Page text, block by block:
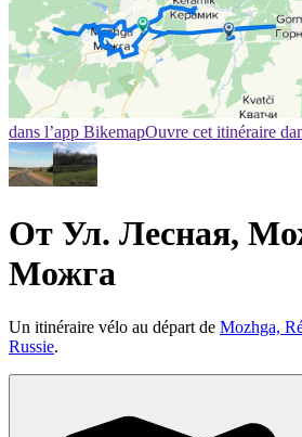
dans l’app BikemapOuvre cet itinéraire
От Ул. Лесная,
Можга
Un itinéraire vélo au départ de Mozhga,
Russie.